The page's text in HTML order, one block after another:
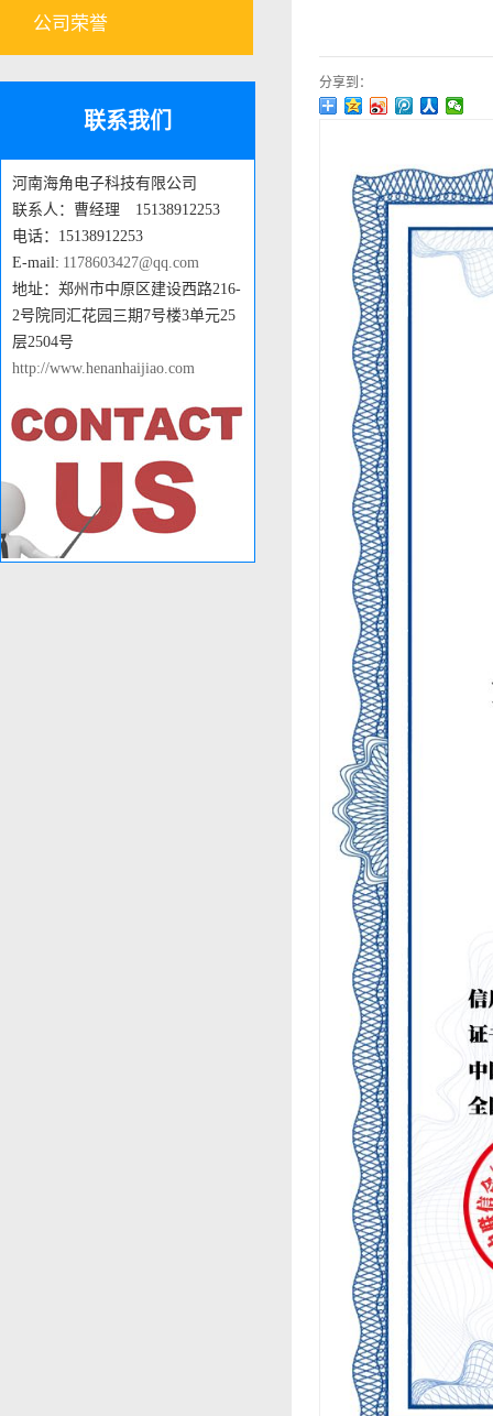
公司荣誉
联系我们
河南海角电子科技有限公司
联系人：曹经理 15138912253
电话：15138912253
E-mail: 1178603427@qq.com
地址：郑州市中原区建设西路216-
2号院同汇花园三期7号楼3单元25
层2504号
http://www.henanhaijiao.com
分享到：